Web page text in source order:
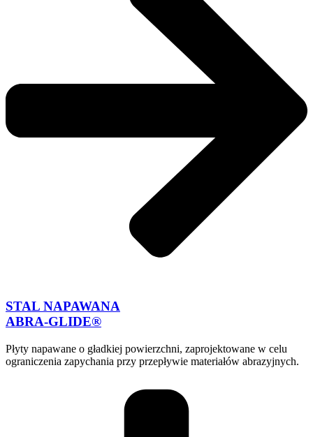
STAL NAPAWANA
ABRA-GLIDE®
Płyty napawane o gładkiej powierzchni, zaprojektowane w celu
ograniczenia zapychania przy przepływie materiałów abrazyjnych.